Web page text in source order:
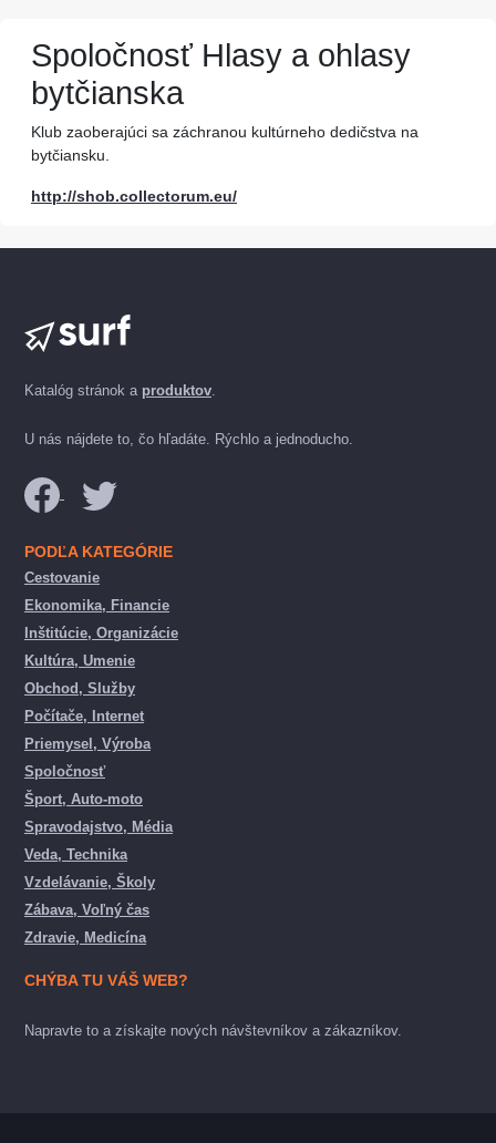
Spoločnosť Hlasy a ohlasy
bytčianska
Klub zaoberajúci sa záchranou kultúrneho dedičstva na
bytčiansku.
http://shob.collectorum.eu/
Katalóg stránok a produktov.
U nás nájdete to, čo hľadáte. Rýchlo a jednoducho.
PODĽA KATEGÓRIE
Cestovanie
Ekonomika, Financie
Inštitúcie, Organizácie
Kultúra, Umenie
Obchod, Služby
Počítače, Internet
Priemysel, Výroba
Spoločnosť
Šport, Auto-moto
Spravodajstvo, Média
Veda, Technika
Vzdelávanie, Školy
Zábava, Voľný čas
Zdravie, Medicína
CHÝBA TU VÁŠ WEB?
Napravte to a získajte nových návštevníkov a zákazníkov.